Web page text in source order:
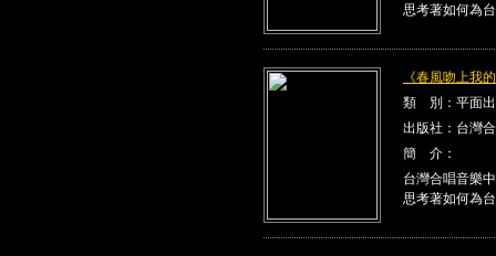
思考著如何為
《春風吻上我
類 別：平面
出版社：台灣
簡 介：
台灣合唱音樂
思考著如何為